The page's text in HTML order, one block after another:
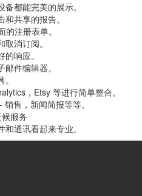
都能完美的展示。
共享的报告。
注册表单。
消订阅。
响应。
件编辑器。
，Etsy 等进行简单整合。
售，新闻简报等等。
服务
通讯看起来专业。